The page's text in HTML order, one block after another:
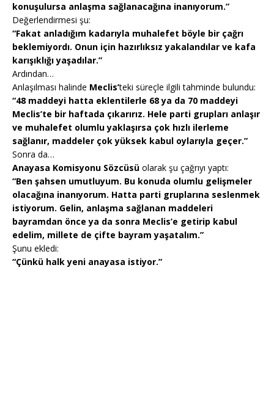
konuşulursa anlaşma sağlanacağına inanıyorum.”
Değerlendirmesi şu:
“Fakat anladığım kadarıyla muhalefet böyle bir çağrı
beklemiyordı. Onun için hazırlıksız yakalandılar ve kafa
karışıklığı yaşadılar.”
Ardından…
Anlaşılması halinde Meclis’teki süreçle ilgili tahminde bulundu:
“48 maddeyi hatta eklentilerle 68 ya da 70 maddeyi
Meclis’te bir haftada çıkarırız. Hele parti grupları anlaşır
ve muhalefet olumlu yaklaşırsa çok hızlı ilerleme
sağlanır, maddeler çok yüksek kabul oylarıyla geçer.”
Sonra da…
Anayasa Komisyonu Sözcüsü olarak şu çağrıyı yaptı:
“Ben şahsen umutluyum. Bu konuda olumlu gelişmeler
olacağına inanıyorum. Hatta parti gruplarına seslenmek
istiyorum. Gelin, anlaşma sağlanan maddeleri
bayramdan önce ya da sonra Meclis’e getirip kabul
edelim, millete de çifte bayram yaşatalım.”
Şunu ekledi:
“Çünkü halk yeni anayasa istiyor.”